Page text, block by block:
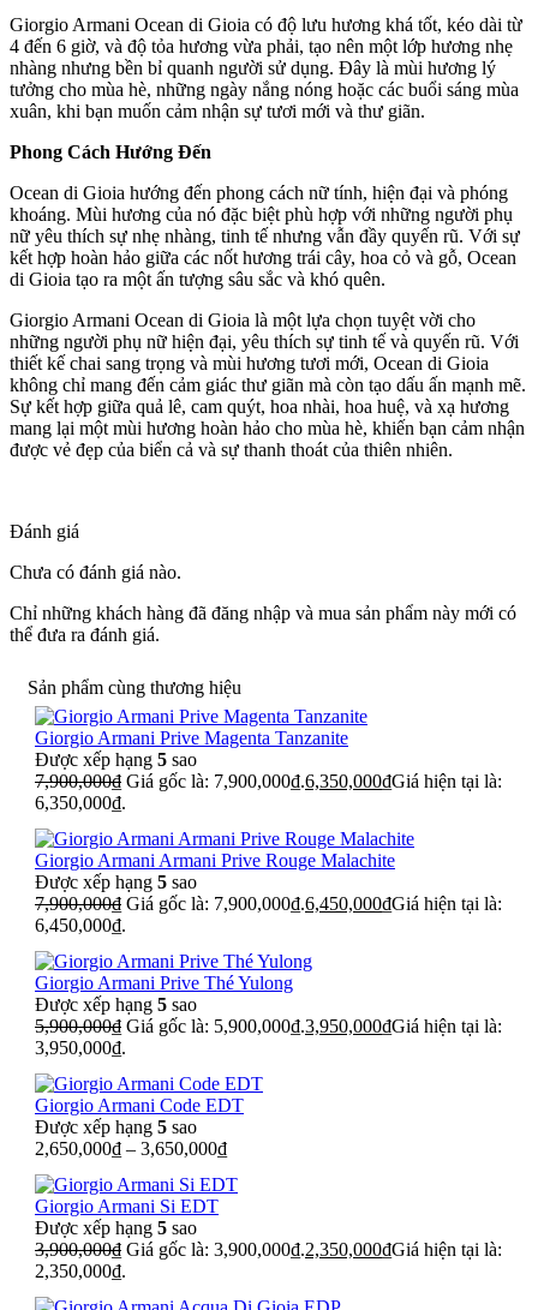
Giorgio Armani Ocean di Gioia có độ lưu hương khá tốt, kéo dài từ
4 đến 6 giờ, và độ tỏa hương vừa phải, tạo nên một lớp hương nhẹ
nhàng nhưng bền bỉ quanh người sử dụng. Đây là mùi hương lý
tưởng cho mùa hè, những ngày nắng nóng hoặc các buổi sáng mùa
xuân, khi bạn muốn cảm nhận sự tươi mới và thư giãn.
Phong Cách Hướng Đến
Ocean di Gioia hướng đến phong cách nữ tính, hiện đại và phóng
khoáng. Mùi hương của nó đặc biệt phù hợp với những người phụ
nữ yêu thích sự nhẹ nhàng, tinh tế nhưng vẫn đầy quyến rũ. Với sự
kết hợp hoàn hảo giữa các nốt hương trái cây, hoa cỏ và gỗ, Ocean
di Gioia tạo ra một ấn tượng sâu sắc và khó quên.
Giorgio Armani Ocean di Gioia là một lựa chọn tuyệt vời cho
những người phụ nữ hiện đại, yêu thích sự tinh tế và quyến rũ. Với
thiết kế chai sang trọng và mùi hương tươi mới, Ocean di Gioia
không chỉ mang đến cảm giác thư giãn mà còn tạo dấu ấn mạnh mẽ.
Sự kết hợp giữa quả lê, cam quýt, hoa nhài, hoa huệ, và xạ hương
mang lại một mùi hương hoàn hảo cho mùa hè, khiến bạn cảm nhận
được vẻ đẹp của biển cả và sự thanh thoát của thiên nhiên.
Đánh giá
Chưa có đánh giá nào.
Chỉ những khách hàng đã đăng nhập và mua sản phẩm này mới có
thể đưa ra đánh giá.
Sản phẩm cùng thương hiệu
Giorgio Armani Prive Magenta Tanzanite
Được xếp hạng 5 sao
7,900,000₫ Giá gốc là: 7,900,000₫.6,350,000₫Giá hiện tại là:
6,350,000₫.
Giorgio Armani Armani Prive Rouge Malachite
Được xếp hạng 5 sao
7,900,000₫ Giá gốc là: 7,900,000₫.6,450,000₫Giá hiện tại là:
6,450,000₫.
Giorgio Armani Prive Thé Yulong
Được xếp hạng 5 sao
5,900,000₫ Giá gốc là: 5,900,000₫.3,950,000₫Giá hiện tại là:
3,950,000₫.
Giorgio Armani Code EDT
Được xếp hạng 5 sao
2,650,000₫ – 3,650,000₫
Giorgio Armani Si EDT
Được xếp hạng 5 sao
3,900,000₫ Giá gốc là: 3,900,000₫.2,350,000₫Giá hiện tại là:
2,350,000₫.